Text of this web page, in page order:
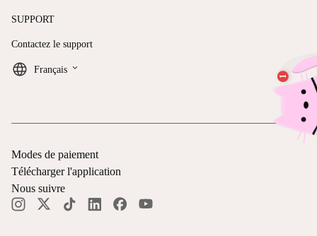
SUPPORT
Contactez le support
Français keyboard_arrow_down
Modes de paiement
Télécharger l'application
Nous suivre